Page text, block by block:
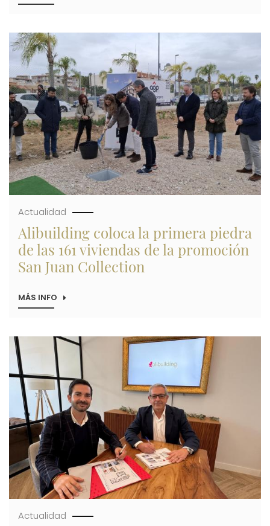
ESTRUCTURA
DE
SU
PROMOCIÓN
JÁVEA
BEACH
Y
ALCANZA
LAS
VENTAS
DEL
67%
DE
SUS
VIVIENDAS
Imagen
Actualidad
Alibuilding coloca la primera piedra
de las 161 viviendas de la promoción
San Juan Collection
MÁS INFO SOBRE
PRIMERA
PIEDRA
DE
LAS
161
VIVIENDAS
DE
LA
PROMOCIÓN
SAN
JUAN
COLLECTION
Imagen
Actualidad